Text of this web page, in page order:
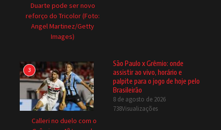
Duarte pode ser novo
reforço do Tricolor (Foto:
Angel Martinez/Getty
Images)
3
Calleri no duelo com o
São Paulo x Grêmio: onde
assistir ao vivo, horário e
palpite para o jogo de hoje pelo
Brasileirão
8 de agosto de 2026
738Visualizações